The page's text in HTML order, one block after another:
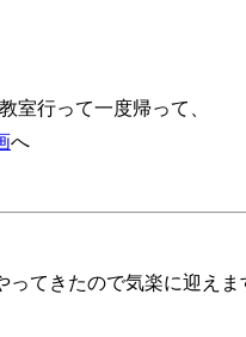
室行って一度帰って、
へ
てきたので気楽に迎えま